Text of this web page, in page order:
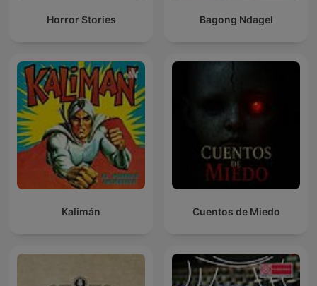
Horror Stories Bagong Ndagel
Kalimán Cuentos de Miedo